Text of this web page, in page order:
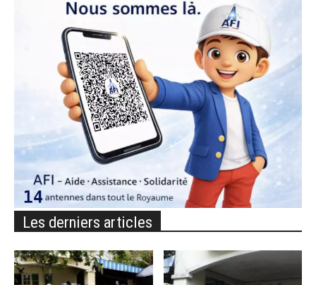
Les derniers articles